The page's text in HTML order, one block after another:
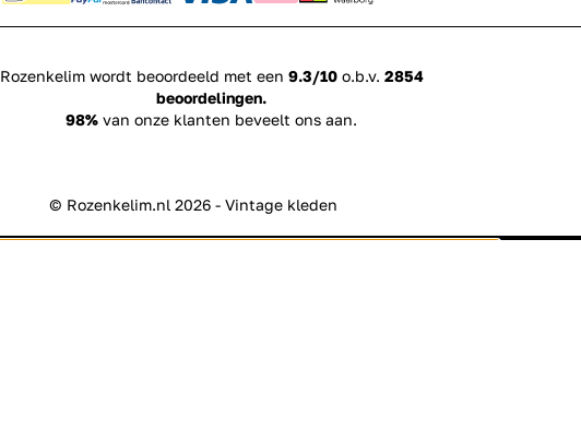
Rozenkelim wordt beoordeeld met een 9.3/10o.b.v. 2854
beoordelingen.
98% van onze klanten beveelt ons aan.
© Rozenkelim.nl 2026 - Vintage kleden